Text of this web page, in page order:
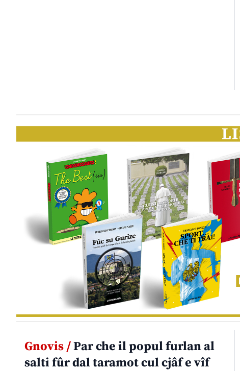
Gnovis /Par che il popul furlan al
salti fûr dal taramot cul cjâf e vîf